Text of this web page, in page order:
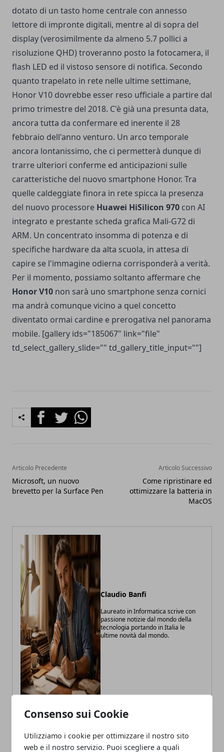
Consenso sui Cookie
Utilizziamo i cookie per ottimizzare il nostro sito
web e il nostro servizio. Puoi scegliere a quali
dotato di un tasto home centrale con annesso
lettore di impronte digitali, mentre al di sopra del
display (verosimilmente da almeno 5.7 pollici a
risoluzione QHD) troveranno posto la fotocamera, il
flash LED ed il vistoso sensore di notifica. Secondo
quanto trapelato in rete nelle ultime settimane,
Honor V10 dovrebbe esser reso ufficiale a partire dal
primo trimestre del 2018. C'è già una presunta data,
ancora tutta da confermare ed inerente il 28
febbraio dell'anno venturo. Un arco temporale
ancora lontanissimo, che ci permetterà dunque di
trarre ulteriori conferme ed anticipazioni sulle
caratteristiche del nuovo smartphone Honor. Tra
quelle caldeggiate finora in rete spicca la presenza
del nuovo processore Huawei HiSilicon 970 con AI
integrato e prestante scheda grafica Mali-G72 di
ARM. Un concentrato insomma di potenza e di
specifiche hardware da alta scuola, in attesa di
capire se l'immagine odierna corrisponderà a verità.
Per il momento, possiamo soltanto affermare che
Honor V10 non sarà uno smartphone senza cornici
ma andrà comunque vicino a quel concetto
diventato ormai cardine e prerogativa nel panorama
mobile. [gallery ids="185067" link="file"
td_select_gallery_slide="" td_gallery_title_input=""]
FacebookTwitterWhatsapp
Articolo Precedente
Microsoft, un nuovo
brevetto per la Surface Pen
Articolo Successivo
Come ripristinare ed
ottimizzare la batteria in
MacOS
Claudio Banfi
Laureato in Informatica scrive con
passione notizie dal mondo della
tecnologia portando in Italia le
ultime novità dal mondo.
ARTICOLI CORRELATI